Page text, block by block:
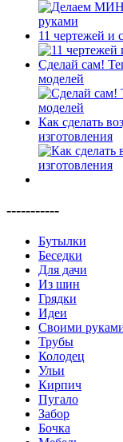
11 чертежей и
Сделай сам!
моделей
Как сделать
изготовления
-----------
Бутылки
Беседки
Для дачи
Из шин
Грядки
Идеи
Своими
Трубы
Колодец
Ульи
Кирпич
Пугало
Забор
Бочка